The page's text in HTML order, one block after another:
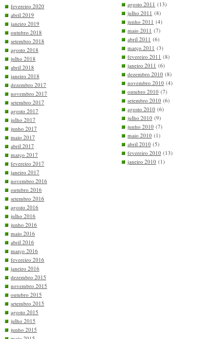
fevereiro 2020
abril 2019
janeiro 2019
outubro 2018
setembro 2018
agosto 2018
julho 2018
abril 2018
janeiro 2018
dezembro 2017
novembro 2017
setembro 2017
agosto 2017
julho 2017
junho 2017
maio 2017
abril 2017
março 2017
fevereiro 2017
janeiro 2017
novembro 2016
outubro 2016
setembro 2016
agosto 2016
julho 2016
junho 2016
maio 2016
abril 2016
março 2016
fevereiro 2016
janeiro 2016
dezembro 2015
novembro 2015
outubro 2015
setembro 2015
agosto 2015
julho 2015
junho 2015
agosto 2011 (13)
julho 2011 (8)
junho 2011 (4)
maio 2011 (7)
abril 2011 (6)
março 2011 (3)
fevereiro 2011 (8)
janeiro 2011 (6)
dezembro 2010 (8)
novembro 2010 (4)
outubro 2010 (7)
setembro 2010 (6)
agosto 2010 (6)
julho 2010 (9)
junho 2010 (7)
maio 2010 (1)
abril 2010 (5)
fevereiro 2010 (13)
janeiro 2010 (1)